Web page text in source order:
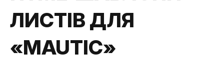
ЛИСТІВ ДЛЯ
«MAUTIC»